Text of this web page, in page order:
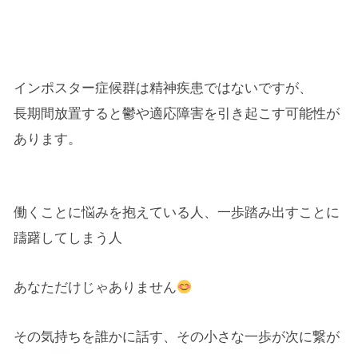
インポスター症候群は精神疾患ではないですが、
長期間放置すると鬱や適応障害を引き起こす可能性が
あります。
働くことに悩みを抱えている人、一歩踏み出すことに
躊躇してしまう人
あなただけじゃありません
その気持ちを誰かに話す、その小さな一歩が次に繋が